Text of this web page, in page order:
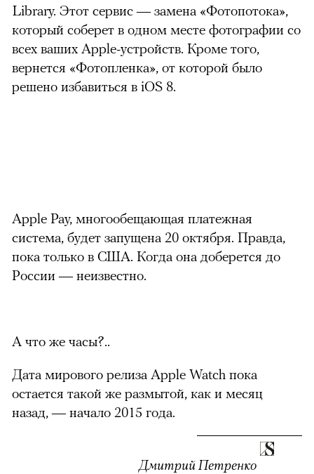
Library. Этот сервис — замена «Фотопотока»,
который соберет в одном месте фотографии со
всех ваших Apple-устройств. Кроме того,
вернется «Фотопленка», от которой было
решено избавиться в iOS 8.
Apple Pay, многообещающая платежная
система, будет запущена 20 октября. Правда,
пока только в США. Когда она доберется до
России — неизвестно.
А что же часы?..
Дата мирового релиза Apple Watch пока
остается такой же размытой, как и месяц
назад, — начало 2015 года.
Дмитрий Петренко